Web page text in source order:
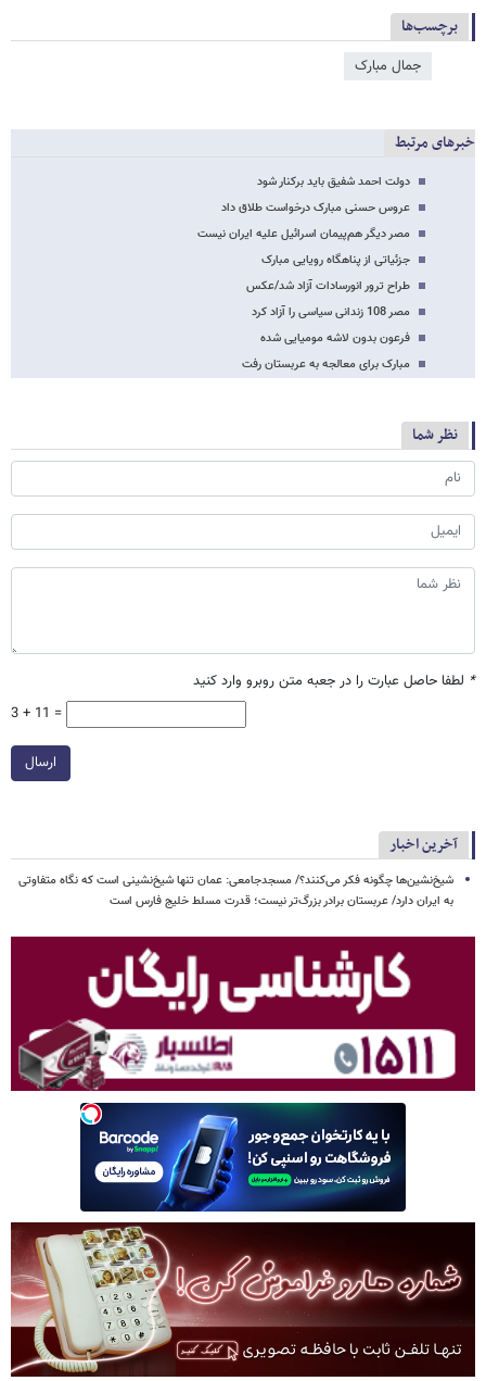
برچسب‌ها
جمال مبارک
خبرهای مرتبط
دولت احمد شفیق باید برکنار شود
عروس حسنی مبارک درخواست طلاق داد
مصر دیگر هم‌پیمان اسرائیل علیه ایران نیست
جزئیاتی از پناهگاه رویایی مبارک
طراح ترور انورسادات آزاد شد/عکس
مصر 108 زندانی سیاسی را آزاد کرد
فرعون بدون لاشه مومیایی شده
مبارک برای معالجه به عربستان رفت
نظر شما
* لطفا حاصل عبارت را در جعبه متن روبرو وارد کنید
3 + 11 =
ارسال
آخرین اخبار
شیخ‌نشین‌ها چگونه فکر می‌کنند؟/ مسجدجامعی: عمان تنها شیخ‌نشینی است که نگاه متفاوتی
به ایران دارد/ عربستان برادر بزرگ‌تر نیست؛ قدرت مسلط خلیج فارس است